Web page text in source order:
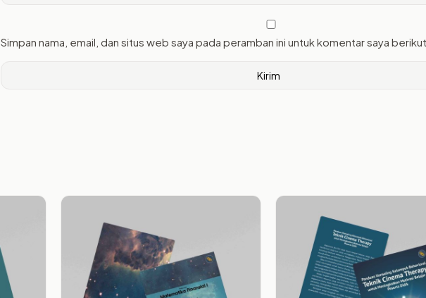
Simpan nama, email, dan situs web saya pada peramban ini untuk komentar saya